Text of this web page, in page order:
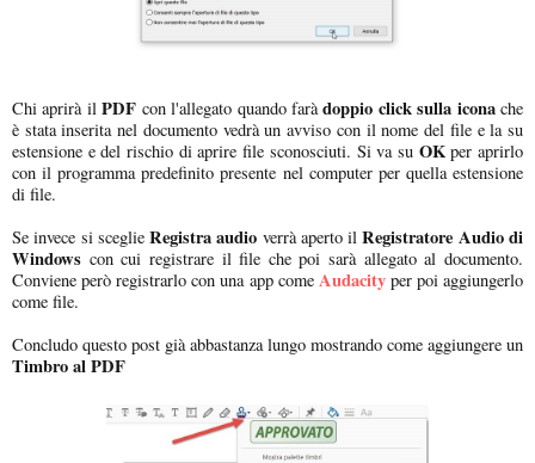
Chi aprirà ilPDF con l'allegato quando faràdoppio click sulla iconache
è stata inserita nel documento vedrà un avviso con il nome del file e la su
estensione e del rischio di aprire file sconosciuti. Si va su OKper aprirlo
con il programma predefinito presente nel computer per quella estensione
di file.
Se invece si sceglieRegistra audio verrà aperto ilRegistratore Audio di
Windows con cui registrare il file che poi sarà allegato al documento.
Conviene però registrarlo con una app come Audacityper poi aggiungerlo
come file.
Concludo questo post già abbastanza lungo mostrando come aggiungere un
Timbro al PDF